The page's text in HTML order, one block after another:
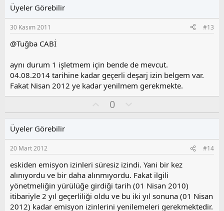
s
u
y
l
a
Üyeler Görebilir
30 Kasım 2011 #13
@Tuğba CABİ
aynı durum 1 işletmem için bende de mevcut.
04.08.2014 tarihine kadar geçerli deşarj izin belgem var.
Fakat Nisan 2012 ye kadar yenilmem gerekmekte.
y
0
l
s
u
z
o
y
l
a
Üyeler Görebilir
20 Mart 2012 #14
eskiden emisyon izinleri süresiz izindi. Yani bir kez
alınıyordu ve bir daha alınmıyordu. Fakat ilgili
yönetmeliğin yürülüğe girdiği tarih (01 Nisan 2010)
itibariyle 2 yıl geçerliliği oldu ve bu iki yıl sonuna (01 Nisan
2012) kadar emisyon izinlerini yenilemeleri gerekmektedir.